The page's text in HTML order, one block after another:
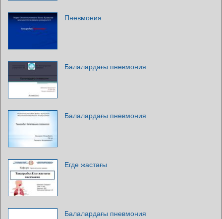
Пневмония
Балалардағы пневмония
Балалардағы пневмония
Егде жастағы
Балалардағы пневмония